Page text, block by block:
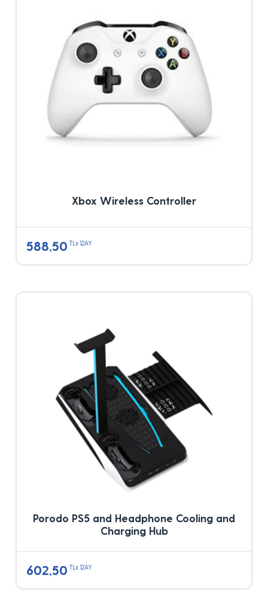
Xbox Wireless Controller
588,50 TLx 12AY
Porodo PS5 and Headphone Cooling and
Charging Hub
602,50 TLx 12AY